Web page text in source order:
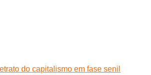
do capitalismo em fase senil